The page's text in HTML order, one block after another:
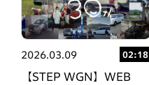
2026.03.09 02:18
【STEP WGN】WEB